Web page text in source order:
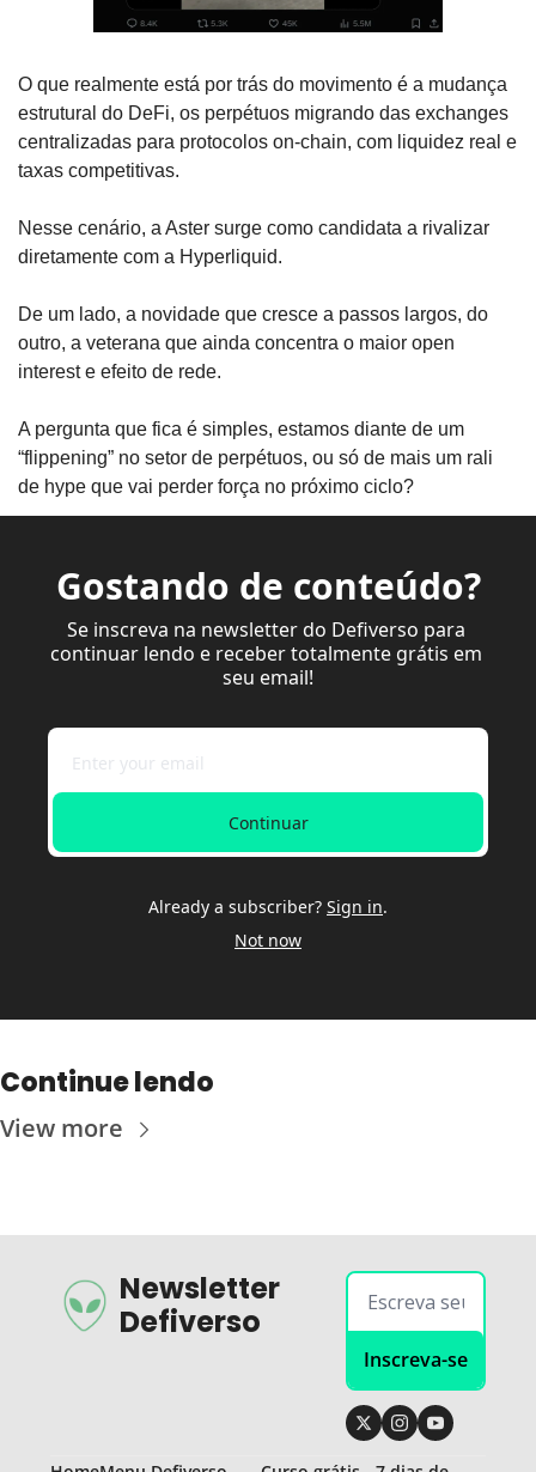
O que realmente está por trás do movimento é a mudança
estrutural do DeFi, os perpétuos migrando das exchanges
centralizadas para protocolos on-chain, com liquidez real e
taxas competitivas.
Nesse cenário, a Aster surge como candidata a rivalizar
diretamente com a Hyperliquid.
De um lado, a novidade que cresce a passos largos, do
outro, a veterana que ainda concentra o maior open
interest e efeito de rede.
A pergunta que fica é simples, estamos diante de um
“flippening” no setor de perpétuos, ou só de mais um rali
de hype que vai perder força no próximo ciclo?
Gostando de conteúdo?
Se inscreva na newsletter do Defiverso para
continuar lendo e receber totalmente grátis em
seu email!
Continuar
Already a subscriber? Sign in.
Not now
Continue lendo
View more
Newsletter
Defiverso
Inscreva-se